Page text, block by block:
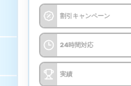
キャンペーン
キャンペーンあり
見積もり料金
割引キャンペーン
24時間対応
実績